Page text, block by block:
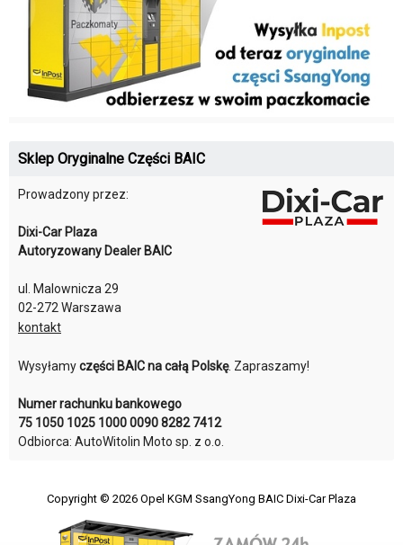
Sklep Oryginalne Części BAIC
Prowadzony przez:
Dixi-Car Plaza
Autoryzowany Dealer BAIC
ul. Malownicza 29
02-272 Warszawa
kontakt
Wysyłamyczęści BAIC na całą Polskę. Zapraszamy!
Numer rachunku bankowego
75 1050 1025 1000 0090 8282 7412
Odbiorca: AutoWitolin Moto sp. z o.o.
Copyright © 2026 Opel KGM SsangYong BAIC Dixi-Car Plaza